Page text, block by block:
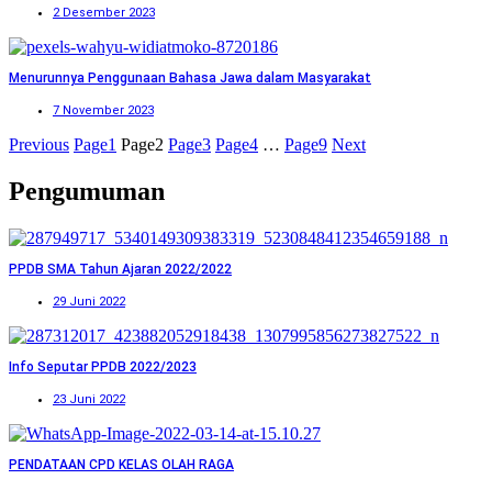
2 Desember 2023
Menurunnya Penggunaan Bahasa Jawa dalam Masyarakat
7 November 2023
Previous Page1 Page2 Page3 Page4 … Page9 Next
Pengumuman
PPDB SMA Tahun Ajaran 2022/2022
29 Juni 2022
Info Seputar PPDB 2022/2023
23 Juni 2022
PENDATAAN CPD KELAS OLAH RAGA